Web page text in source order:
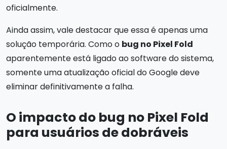
oficialmente.
Ainda assim, vale destacar que essa é apenas uma
solução temporária. Como o bug no Pixel Fold
aparentemente está ligado ao software do sistema,
somente uma atualização oficial do Google deve
eliminar definitivamente a falha.
O impacto do bug no Pixel Fold
para usuários de dobráveis